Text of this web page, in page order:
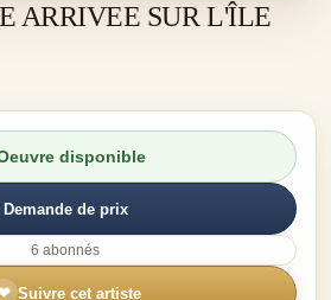
ARRIVEE SUR L'ÎLE
disponible
Demande de prix
6 abonnés
Suivre cet artiste